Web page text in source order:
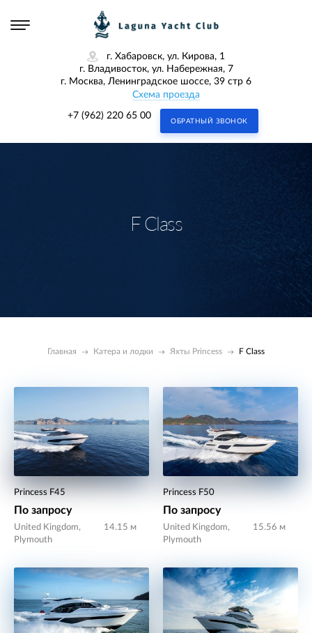
г. Хабаровск, ул. Кирова, 1
г. Владивосток, ул. Набережная, 7
г. Москва, Ленинградское шоссе, 39 стр 6
Схема проезда
+7 (962) 220 65 00
ОБРАТНЫЙ ЗВОНОК
F Class
Главная Катера и лодки Яхты Princess F Class
Princess F45
По запросу
United Kingdom,
Plymouth
14.15 м
Princess F50
По запросу
United Kingdom,
Plymouth
15.56 м